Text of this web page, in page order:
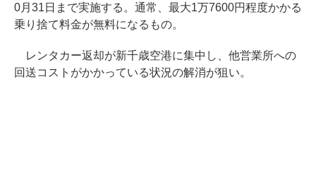
0月31日まで実施する。通常、最大1万7600円程度かかる
乗り捨て料金が無料になるもの。
レンタカー返却が新千歳空港に集中し、他営業所への
回送コストがかかっている状況の解消が狙い。